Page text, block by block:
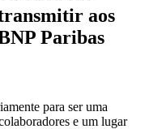
aos
Paribas
para ser uma
e um lugar